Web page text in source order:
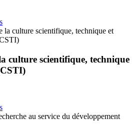
la culture scientifique, technique et
culture scientifique, technique
au service du développement